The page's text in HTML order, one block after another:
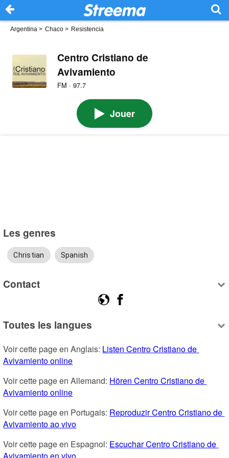
Argentina > Chaco > Resistencia
Centro Cristiano de
Avivamiento
FM · 97.7
Jouer
Les genres
Christian Spanish
Contact
Toutes les langues
Voir cette page en Anglais: Listen Centro Cristiano de
Avivamiento online
Voir cette page en Allemand: Hören Centro Cristiano de
Avivamiento online
Voir cette page en Portugais: Reproduzir Centro Cristiano de
Avivamiento ao vivo
Voir cette page en Espagnol: Escuchar Centro Cristiano de
Avivamiento en vivo